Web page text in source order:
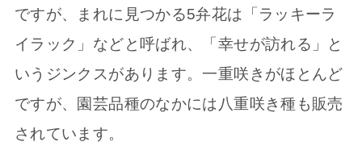
ですが、まれに見つかる5弁花は「ラッキーラ
イラック」などと呼ばれ、「幸せが訪れる」と
いうジンクスがあります。一重咲きがほとんど
ですが、園芸品種のなかには八重咲き種も販売
されています。